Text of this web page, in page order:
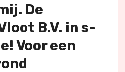
De
B.V. in s-
Voor een